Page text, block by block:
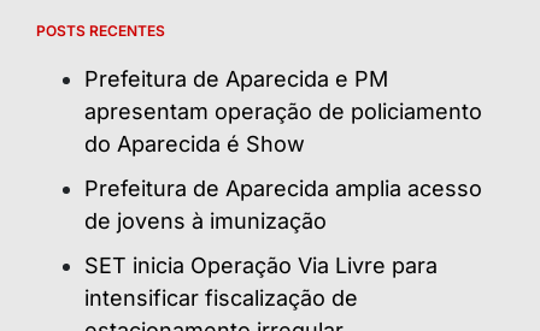
POSTS RECENTES
Prefeitura de Aparecida e PM
apresentam operação de policiamento
do Aparecida é Show
Prefeitura de Aparecida amplia acesso
de jovens à imunização
SET inicia Operação Via Livre para
intensificar fiscalização de